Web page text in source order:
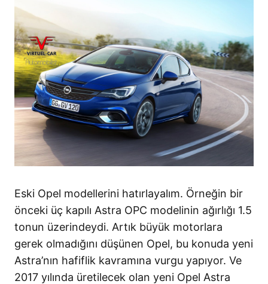
Eski Opel modellerini hatırlayalım. Örneğin bir
önceki üç kapılı Astra OPC modelinin ağırlığı 1.5
tonun üzerindeydi. Artık büyük motorlara
gerek olmadığını düşünen Opel, bu konuda yeni
Astra’nın hafiflik kavramına vurgu yapıyor. Ve
2017 yılında üretilecek olan yeni Opel Astra